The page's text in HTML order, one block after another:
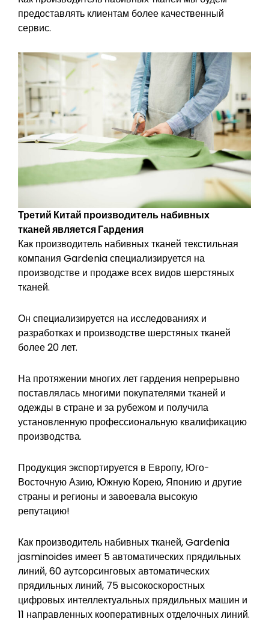
предоставлять клиентам более качественный
сервис.
Третий Китай производитель набивных
тканейявляетсяГардения
Как производитель набивных тканей текстильная
компания Gardenia специализируется на
производстве и продаже всех видов шерстяных
тканей.
Он специализируется на исследованиях и
разработках и производстве шерстяных тканей
более 20 лет.
На протяжении многих лет гардения непрерывно
поставлялась многими покупателями тканей и
одежды в стране и за рубежом и получила
установленную профессиональную квалификацию
производства.
Продукция экспортируется в Европу, Юго-
Восточную Азию, Южную Корею, Японию и другие
страны и регионы и завоевала высокую
репутацию!
Как производитель набивных тканей, Gardenia
jasminoides имеет 5 автоматических прядильных
линий, 60 аутсорсинговых автоматических
прядильных линий, 75 высокоскоростных
цифровых интеллектуальных прядильных машин и
11 направленных кооперативных отделочных линий.